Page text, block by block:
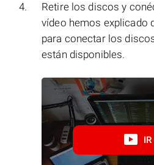
Retire los discos y
vídeo hemos explicado
para conectar los
están disponibles.